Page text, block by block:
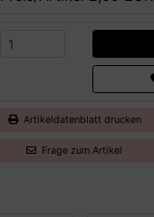
Artikeldatenblatt drucken
Frage zum Artikel